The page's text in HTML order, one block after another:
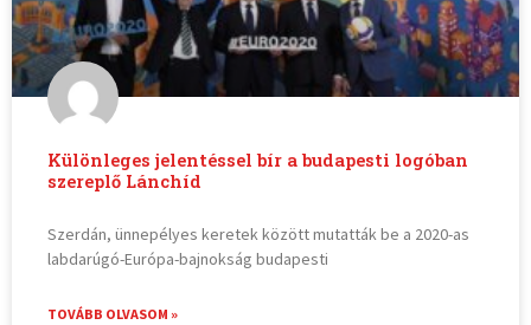
Különleges jelentéssel bír a budapesti logóban
szereplő Lánchíd
Szerdán, ünnepélyes keretek között mutatták be a 2020-as
labdarúgó-Európa-bajnokság budapesti
TOVÁBB OLVASOM »